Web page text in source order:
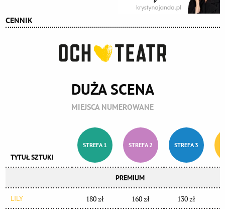
CENNIK
DUŻA SCENA
MIEJSCA NUMEROWANE
TYTUŁ SZTUKI
STREFA 1 STREFA 2 STREFA 3
PREMIUM
LILY 180 zł 160 zł 130 zł